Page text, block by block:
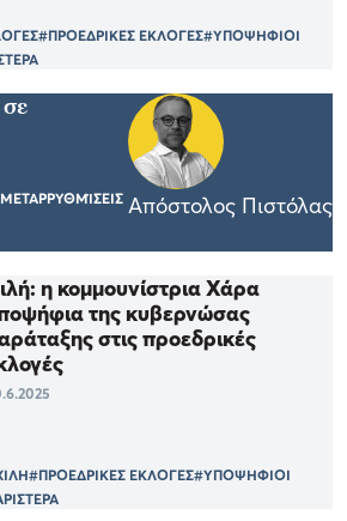
#ΠΡΟΕΔΡΙΚΕΣ ΕΚΛΟΓΕΣ#ΥΠΟΨΗΦΙΟΙ
Απόστολος Πιστόλας
η κομμουνίστρια Χάρα
της κυβερνώσας
στις προεδρικές
#ΠΡΟΕΔΡΙΚΕΣ ΕΚΛΟΓΕΣ#ΥΠΟΨΗΦΙΟΙ